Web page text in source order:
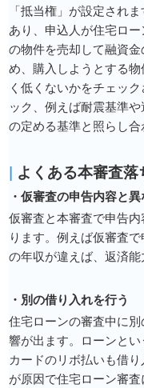
「抵当権」が設定され
あり、申込人が住宅ロ
の物件を売却して融資
め、購入しようとする
く低くないかをチェッ
ック、例えば耐震基準
の定める基準と照らし合
| よくある本審査
・仮審査の申告内容と
仮審査と本審査で申告
ります。例えば仮審査
の年収が違えば、返済能
・別の借り入れを行う
住宅ローンの審査中に
響が出ます。ローンと
カードのリボ払いも借
が原因で住宅ローン審